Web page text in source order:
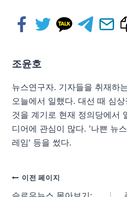
조윤호
뉴스연구자. 기자들을 취재하
오늘에서 일했다. 대선 때 심
것을 계기로 현재 정의당에서
디어에 관심이 많다. '나쁜 뉴
레임' 등을 썼다.
이전 페이지